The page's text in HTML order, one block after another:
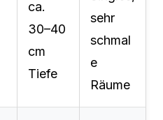
ca.
30–40
cm
Tiefe
sehr
schmal
e
Räume